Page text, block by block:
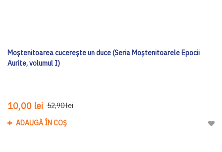
Moștenitoarea cucerește un duce (Seria Moștenitoarele Epocii
Aurite, volumul I)
10,00 lei 52,90 lei
ADAUGĂ ÎN COȘ